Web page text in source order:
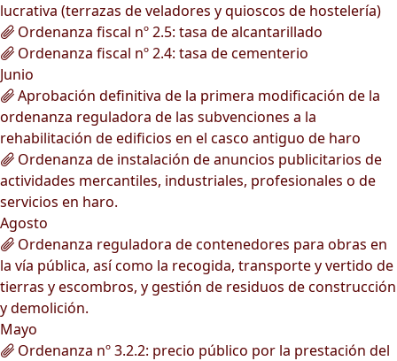
lucrativa (terrazas de veladores y quioscos de hostelería)
Ordenanza fiscal nº 2.5: tasa de alcantarillado
Ordenanza fiscal nº 2.4: tasa de cementerio
Junio
Aprobación definitiva de la primera modificación de la
ordenanza reguladora de las subvenciones a la
rehabilitación de edificios en el casco antiguo de haro
Ordenanza de instalación de anuncios publicitarios de
actividades mercantiles, industriales, profesionales o de
servicios en haro.
Agosto
Ordenanza reguladora de contenedores para obras en
la vía pública, así como la recogida, transporte y vertido de
tierras y escombros, y gestión de residuos de construcción
y demolición.
Mayo
Ordenanza nº 3.2.2: precio público por la prestación del